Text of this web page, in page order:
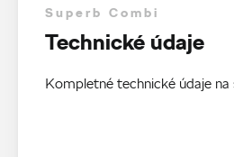
Superb Combi
Technické údaje
Kompletné technické údaje na